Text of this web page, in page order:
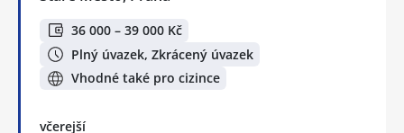
36 000 – 39 000 Kč
Plný úvazek, Zkrácený úvazek
Vhodné také pro cizince
včerejší